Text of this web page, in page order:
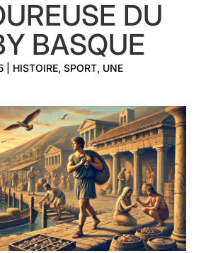
DU
BASQUE
| HISTOIRE, SPORT, UNE